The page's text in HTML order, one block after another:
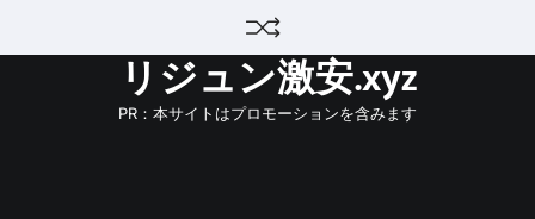
リジュン激安.xyz
PR：本サイトはプロモーションを含みます